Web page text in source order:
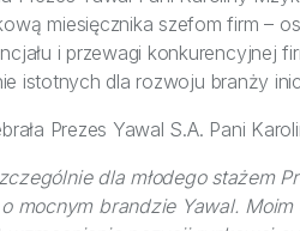
miesięcznika szefom firm –
i przewagi konkurencyjnej
istotnych dla rozwoju branży
Prezes Yawal S.A. Pani
dla młodego stażem
mocnym brandzie Yawal.